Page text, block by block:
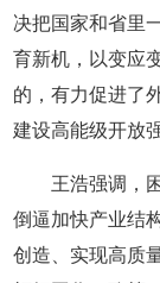
决把国家和省里
育新机，以变应
的，有力促进了
建设高能级开放
王浩强调，
倒逼加快产业结
创造、实现高质